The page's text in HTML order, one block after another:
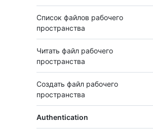
Список файлов рабочего
пространства
Читать файл рабочего
пространства
Создать файл рабочего
пространства
Authentication